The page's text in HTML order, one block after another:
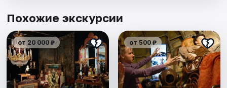
Похожие экскурсии
от 20 000 ₽ от 500 ₽